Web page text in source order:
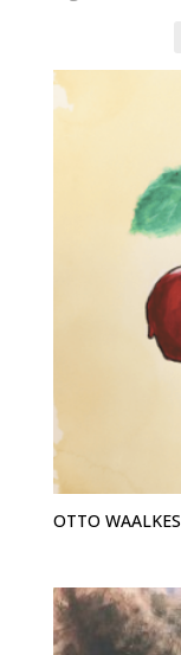
OTTO WAALKES